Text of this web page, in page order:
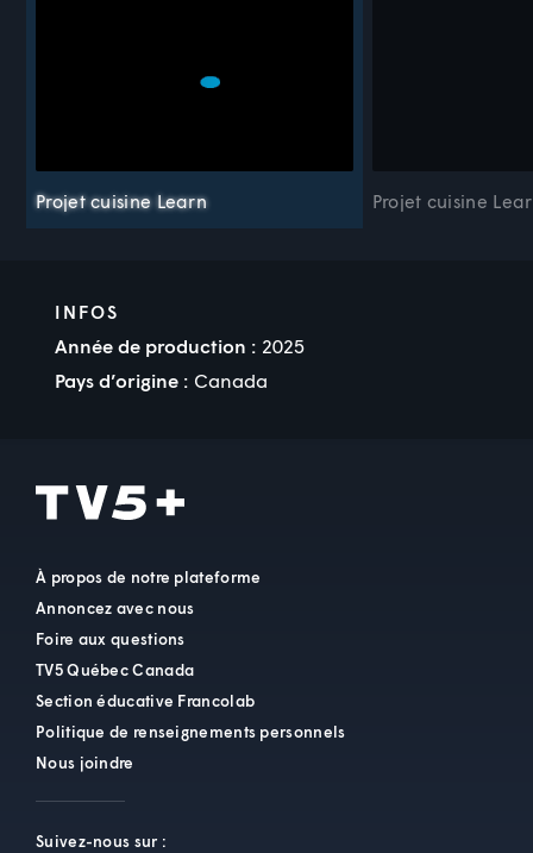
Projet cuisine Learn Projet cuisine
INFOS
Année de production : 2025
Pays d’origine : Canada
À propos de notre plateforme
Annoncez avec nous
Foire aux questions
TV5 Québec Canada
Section éducative Francolab
Politique de renseignements personnels
Nous joindre
Suivez-nous sur :